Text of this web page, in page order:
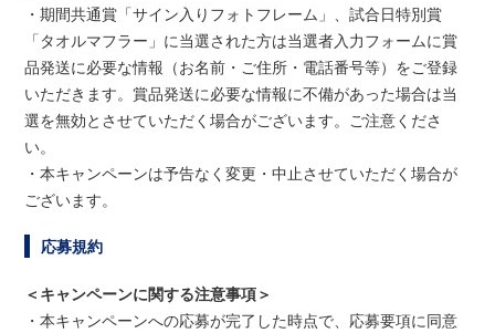
・期間共通賞「サイン入りフォトフレーム」、試合日特別賞
「タオルマフラー」に当選された方は当選者入力フォームに賞
品発送に必要な情報（お名前・ご住所・電話番号等）をご登録
いただきます。賞品発送に必要な情報に不備があった場合は当
選を無効とさせていただく場合がございます。ご注意くださ
い。
・本キャンペーンは予告なく変更・中止させていただく場合が
ございます。
応募規約
＜キャンペーンに関する注意事項＞
・本キャンペーンへの応募が完了した時点で、応募要項に同意